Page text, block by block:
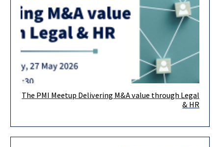
אנחנו שמחים להזמין אתכם לאירוע PMI Forum הקרוב, בשיתוף עם
The PMI Meetup Delivering M&A value through Legal
& HR